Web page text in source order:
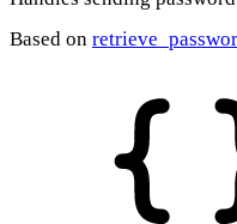
Based on